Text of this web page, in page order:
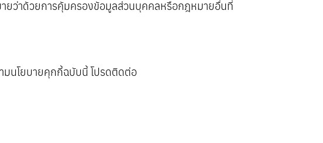
ายว่าด้วยการคุ้มครองข้อมูลส่วนบุคคลหรือกฎหมายอื่นที่
มนโยบายคุกกี้ฉบับนี้ โปรดติดต่อ